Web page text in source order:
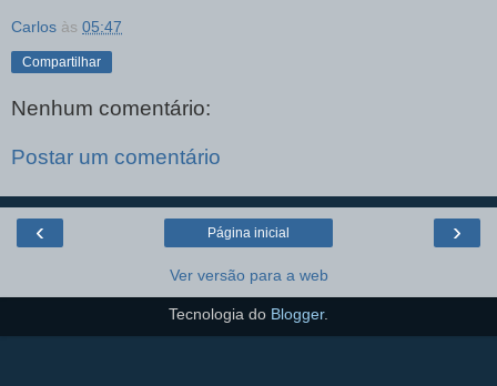
Carlos às 05:47
Compartilhar
Nenhum comentário:
Postar um comentário
‹ ›
Página inicial
Ver versão para a web
Tecnologia do Blogger.